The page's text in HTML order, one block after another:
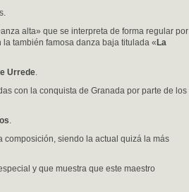
alta» que se interpreta de forma regular por
también famosa danza baja titulada « La
Urrede.
con la conquista de Granada por parte de los
.
composición, siendo la actual quizá la más
y que muestra que este maestro